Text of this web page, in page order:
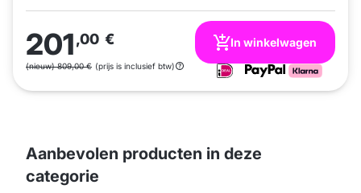
201,00 €
(nieuw) 809,00 € (prijs is inclusief btw)
In winkelwagen
Aanbevolen producten in deze
categorie